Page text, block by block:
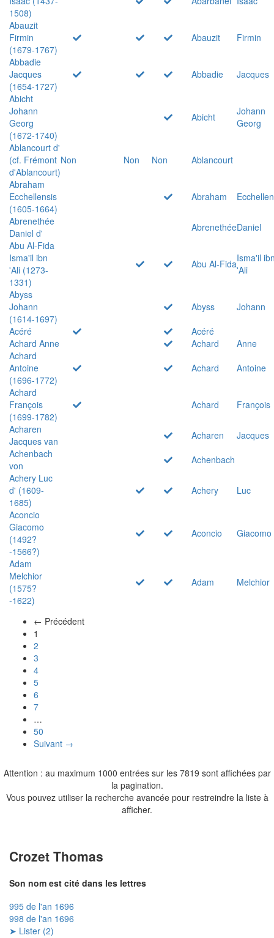
1508)
Abauzit
Firmin
(1679-1767)
Abauzit
Firmin
Abbadie
Jacques
(1654-1727)
Abbadie
Jacques
Abicht
Johann
Georg
(1672-1740)
Abicht
Johann
Georg
Ablancourt d'
(cf. Frémont
d'Ablancourt)
Non Non Non
Ablancourt
Abraham
Ecchellensis
(1605-1664)
Abraham
Abrenethée
Daniel d'
AbrenethéeDaniel
Abu Al-Fida
Isma'il ibn
'Ali (1273-
1331)
Abu Al-FidaIsma'il
'Ali
Abyss
Johann
(1614-1697)
Abyss
Johann
Acéré
Acéré
Achard Anne
Achard
Anne
Achard
Antoine
(1696-1772)
Achard
Antoine
Achard
François
(1699-1782)
Achard
François
Acharen
Jacques van
Acharen
Jacques
Achenbach
von
Achenbach
Achery Luc
d' (1609-
1685)
Achery
Luc
Aconcio
Giacomo
(1492?
-1566?)
Aconcio Giacomo
Adam
Melchior
(1575?
-1622)
Adam Melchior
← Précédent
1
2
3
4
5
6
7
…
50
Suivant →
Attention : au maximum 1000 entrées sur les 7819 sont affichées par
la pagination.
Vous pouvez utiliser la recherche avancée pour restreindre la liste à
afficher.
Crozet Thomas
Son nom est cité dans les lettres
995 de l'an 1696
998 de l'an 1696
➤ Lister (2)